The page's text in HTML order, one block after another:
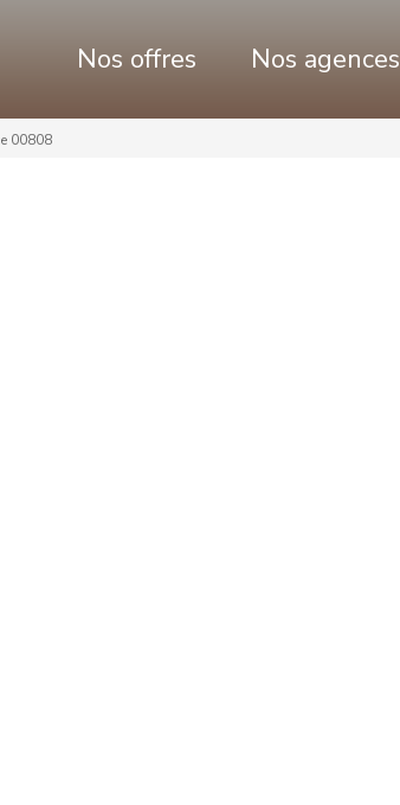
Nos offres Nos agences
00808